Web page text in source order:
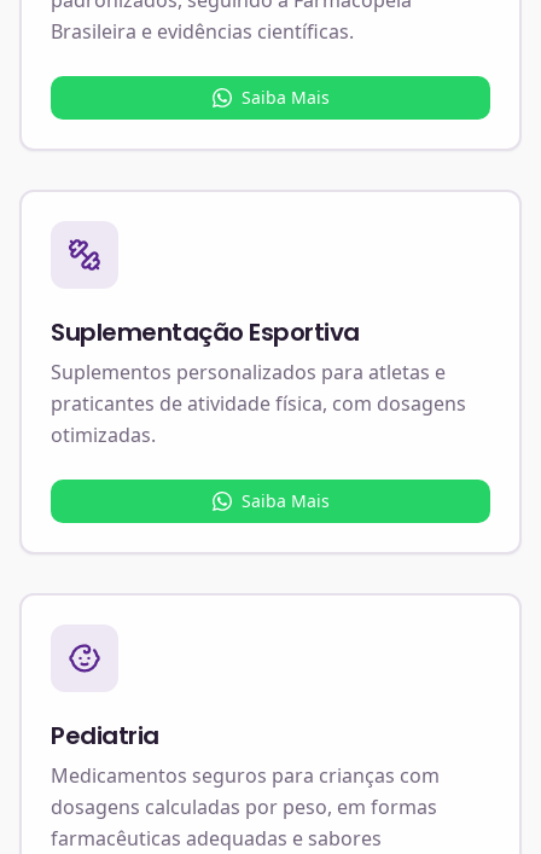
Brasileira e evidências científicas.
Saiba Mais
Suplementação Esportiva
Suplementos personalizados para atletas e
praticantes de atividade física, com dosagens
otimizadas.
Saiba Mais
Pediatria
Medicamentos seguros para crianças com
dosagens calculadas por peso, em formas
farmacêuticas adequadas e sabores